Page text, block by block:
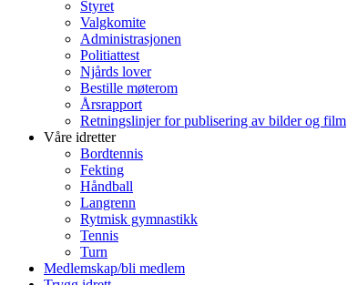
Styret
Valgkomite
Administrasjonen
Politiattest
Njårds lover
Bestille møterom
Årsrapport
Retningslinjer for publisering av bilder og film
Våre idretter
Bordtennis
Fekting
Håndball
Langrenn
Rytmisk gymnastikk
Tennis
Turn
Medlemskap/bli medlem